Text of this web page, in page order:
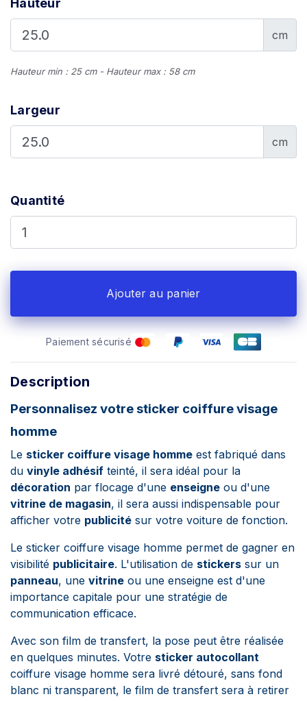
Hauteur
cm
Hauteur min : 25 cm - Hauteur max : 58 cm
Largeur
cm
Quantité
Ajouter au panier
Paiement sécurisé
Description
Personnalisez votre sticker coiffure visage
homme
Le sticker coiffure visage homme est fabriqué dans
du vinyle adhésif teinté, il sera idéal pour la
décoration par flocage d'une enseigne ou d'une
vitrine de magasin, il sera aussi indispensable pour
afficher votre publicité sur votre voiture de fonction.
Le sticker coiffure visage homme permet de gagner en
visibilité publicitaire. L'utilisation de stickers sur un
panneau, une vitrine ou une enseigne est d'une
importance capitale pour une stratégie de
communication efficace.
Avec son film de transfert, la pose peut être réalisée
en quelques minutes. Votre sticker autocollant
coiffure visage homme sera livré détouré, sans fond
blanc ni transparent, le film de transfert sera à retirer